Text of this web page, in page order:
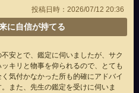
投稿日時：2026/07/12 20:36
に自信が持てる
安とで、鑑定に伺いましたが、サク
キリと物事を仰られるので、とても
気付かなかった所も的確にアドバイ
また、先生の鑑定を受けに伺いま